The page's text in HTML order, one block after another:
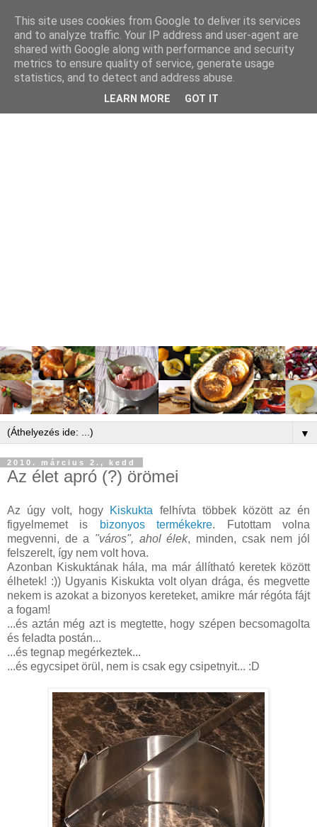
▼
2010. március 2., kedd
Az élet apró (?) örömei
Az úgy volt, hogy Kiskukta felhívta többek között az én
figyelmemet is
bizonyos termékekre. Futottam volna
megvenni, de a "város", ahol élek, minden, csak nem jól
felszerelt, így nem volt hova.
Azonban Kiskuktának hála, ma már állítható keretek között
élhetek! :)) Ugyanis Kiskukta volt olyan drága, és megvette
nekem is azokat a bizonyos kereteket, amikre már régóta fájt
a fogam!
...és aztán még azt is megtette, hogy szépen becsomagolta
és feladta postán...
...és tegnap megérkeztek...
...és egycsipet örül, nem is csak egy csipetnyit... :D
This site uses cookies from Google to deliver its services
and to analyze traffic. Your IP address and user-agent are
shared with Google along with performance and security
metrics to ensure quality of service, generate usage
statistics, and to detect and address abuse.
LEARN MORE GOT IT